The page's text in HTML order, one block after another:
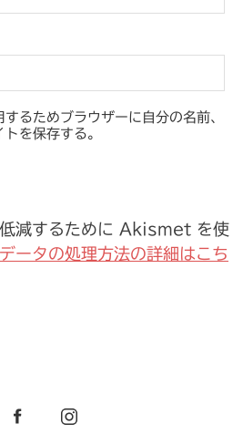
るためブラウザーに自分の名前、
を保存する。
低減するために Akismet を使
ータの処理方法の詳細はこち
FacebookInstagram